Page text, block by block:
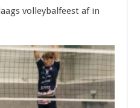
volleybalfeest af in